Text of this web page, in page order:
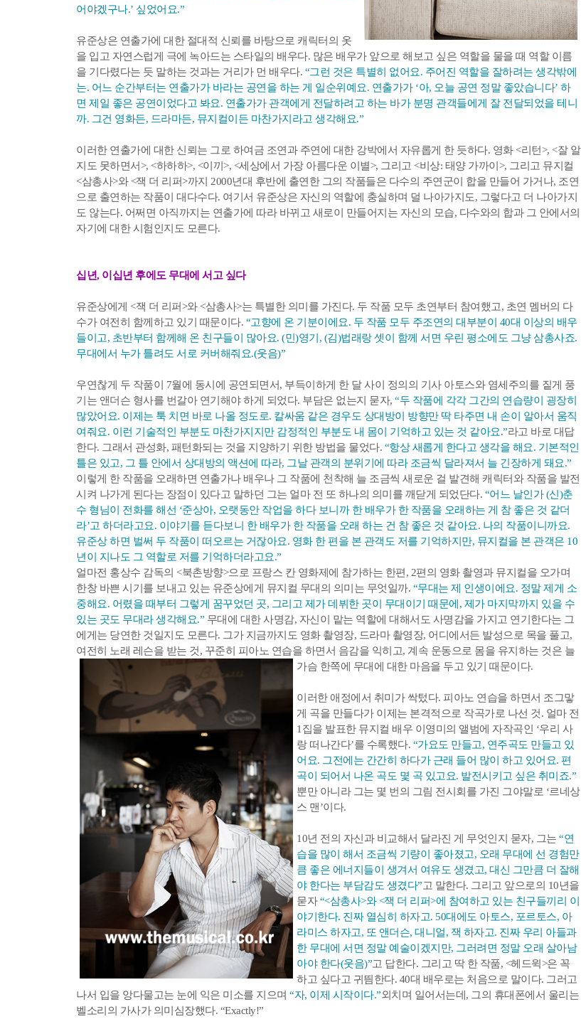
어야겠구나.’ 싶었어요.”
유준상은 연출가에 대한 절대적 신뢰를 바탕으로 캐릭터의 옷
을 입고 자연스럽게 극에 녹아드는 스타일의 배우다. 많은 배우가 앞으로 해보고 싶은 역할을 물을 때 역할 이름
을 기다렸다는 듯 말하는 것과는 거리가 먼 배우다. “그런 것은 특별히 없어요. 주어진 역할을 잘하려는 생각밖에
는. 어느 순간부터는 연출가가 바라는 공연을 하는 게 일순위예요. 연출가가 ‘아, 오늘 공연 정말 좋았습니다’ 하
면 제일 좋은 공연이었다고 봐요. 연출가가 관객에게 전달하려고 하는 바가 분명 관객들에게 잘 전달되었을 테니
까. 그건 영화든, 드라마든, 뮤지컬이든 마찬가지라고 생각해요.”
이러한 연출가에 대한 신뢰는 그로 하여금 조연과 주연에 대한 강박에서 자유롭게 한 듯하다. 영화 <리턴>, <잘 알
지도 못하면서>, <하하하>, <이끼>, <세상에서 가장 아름다운 이별>, 그리고 <비상: 태양 가까이>, 그리고 뮤지컬
<삼총사>와 <잭 더 리퍼>까지 2000년대 후반에 출연한 그의 작품들은 다수의 주연군이 합을 만들어 가거나, 조연
으로 출연하는 작품이 대다수다. 여기서 유준상은 자신의 역할에 충실하며 덜 나아가지도, 그렇다고 더 나아가지
도 않는다. 어쩌면 아직까지는 연출가에 따라 바뀌고 새로이 만들어지는 자신의 모습, 다수와의 합과 그 안에서의
자기에 대한 시험인지도 모른다.
십년, 이십년 후에도 무대에 서고 싶다
유준상에게 <잭 더 리퍼>와 <삼총사>는 특별한 의미를 가진다. 두 작품 모두 초연부터 참여했고, 초연 멤버의 다
수가 여전히 함께하고 있기 때문이다. “고향에 온 기분이에요. 두 작품 모두 주조연의 대부분이 40대 이상의 배우
들이고, 초반부터 함께해 온 친구들이 많아요. (민)영기, (김)법래랑 셋이 함께 서면 우린 평소에도 그냥 삼총사죠.
무대에서 누가 틀려도 서로 커버해줘요.(웃음)”
우연찮게 두 작품이 7월에 동시에 공연되면서, 부득이하게 한 달 사이 정의의 기사 아토스와 염세주의를 짙게 풍
기는 앤더슨 형사를 번갈아 연기해야 하게 되었다. 부담은 없는지 묻자, “두 작품에 각각 그간의 연습량이 굉장히
많았어요. 이제는 툭 치면 바로 나올 정도로. 칼싸움 같은 경우도 상대방이 방향만 딱 타주면 내 손이 알아서 움직
여줘요. 이런 기술적인 부분도 마찬가지지만 감정적인 부분도 내 몸이 기억하고 있는 것 같아요.”라고 바로 대답
한다. 그래서 관성화, 패턴화되는 것을 지양하기 위한 방법을 물었다. “항상 새롭게 한다고 생각을 해요. 기본적인
틀은 있고, 그 틀 안에서 상대방의 액션에 따라, 그날 관객의 분위기에 따라 조금씩 달라져서 늘 긴장하게 돼요.”
이렇게 한 작품을 오래하면 연출가나 배우나 그 작품에 천착해 늘 조금씩 새로운 걸 발견해 캐릭터와 작품을 발전
시켜 나가게 된다는 장점이 있다고 말하던 그는 얼마 전 또 하나의 의미를 깨닫게 되었단다. “어느 날인가 (신)춘
수 형님이 전화를 해선 ‘준상아, 오랫동안 작업을 하다 보니까 한 배우가 한 작품을 오래하는 게 참 좋은 것 같더
라’고 하더라고요. 이야기를 듣다보니 한 배우가 한 작품을 오래 하는 건 참 좋은 것 같아요. 나의 작품이니까요.
유준상 하면 벌써 두 작품이 떠오르는 거잖아요. 영화 한 편을 본 관객도 저를 기억하지만, 뮤지컬을 본 관객은 10
년이 지나도 그 역할로 저를 기억하더라고요.”
얼마전 홍상수 감독의 <북촌방향>으로 프랑스 칸 영화제에 참가하는 한편, 2편의 영화 촬영과 뮤지컬을 오가며
한창 바쁜 시기를 보내고 있는 유준상에게 뮤지컬 무대의 의미는 무엇일까. “무대는 제 인생이에요. 정말 제게 소
중해요. 어렸을 때부터 그렇게 꿈꾸었던 곳, 그리고 제가 데뷔한 곳이 무대이기 때문에, 제가 마지막까지 있을 수
있는 곳도 무대라 생각해요.” 무대에 대한 사명감, 자신이 맡는 역할에 대해서도 사명감을 가지고 연기한다는 그
에게는 당연한 것일지도 모른다. 그가 지금까지도 영화 촬영장, 드라마 촬영장, 어디에서든 발성으로 목을 풀고,
여전히 노래 레슨을 받는 것, 꾸준히 피아노 연습을 하면서 음감을 익히고, 계속 운동으로 몸을 유지하는 것은 늘
가슴 한쪽에 무대에 대한 마음을 두고 있기 때문이다.
이러한 애정에서 취미가 싹텄다. 피아노 연습을 하면서 조그맣
게 곡을 만들다가 이제는 본격적으로 작곡가로 나선 것. 얼마 전
1집을 발표한 뮤지컬 배우 이영미의 앨범에 자작곡인 ‘우리 사
랑 떠나간다’를 수록했다. “가요도 만들고, 연주곡도 만들고 있
어요. 그전에는 간간히 하다가 근래 들어 많이 하고 있어요. 편
곡이 되어서 나온 곡도 몇 곡 있고요. 발전시키고 싶은 취미죠.”
뿐만 아니라 그는 몇 번의 그림 전시회를 가진 그야말로 ‘르네상
스 맨’이다.
10년 전의 자신과 비교해서 달라진 게 무엇인지 묻자, 그는 “연
습을 많이 해서 조금씩 기량이 좋아졌고, 오래 무대에 선 경험만
큼 좋은 에너지들이 생겨서 여유도 생겼고, 대신 그만큼 더 잘해
야 한다는 부담감도 생겼다”고 말한다. 그리고 앞으로의 10년을
묻자“<삼총사>와 <잭 더 리퍼>에 참여하고 있는 친구들끼리 이
야기한다. 진짜 열심히 하자고. 50대에도 아토스, 포르토스, 아
라미스 하자고, 또 앤더슨, 대니얼, 잭 하자고. 진짜 우리 아들과
한 무대에 서면 정말 예술이겠지만, 그러려면 정말 오래 살아남
아야 한다(웃음)”고 답한다. 그리고 딱 한 작품, <헤드윅>은 꼭
하고 싶다고 귀띔한다. 40대 배우로는 처음으로 말이다. 그러고
나서 입을 앙다물고는 눈에 익은 미소를 지으며 “자, 이제 시작이다.”외치며 일어서는데, 그의 휴대폰에서 울리는
벨소리의 가사가 의미심장했다. “Exactly!”